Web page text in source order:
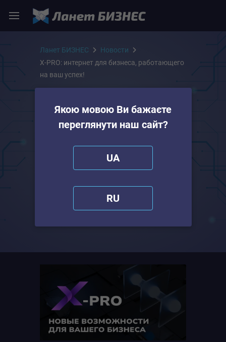
Якою мовою Ви бажаєте
переглянути наш сайт?
RU
UA
Ланет БИЗНЕС
Новости
X-PRO: интернет для бизнеса, работающего
на ваш успех!
09.06.2025
X-PRO: интернет для
бизнеса,
работающего на ваш
успех!
Прокачайте свой бизнес с Промо Тарифом